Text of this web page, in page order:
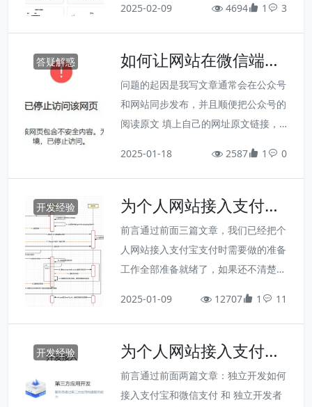
想想也不是个人应该考虑的。 Typech
的收益，就一定要考虑出海，而出海就
离不开多语言这个话题。理论上网站应
该支持尽可能多的语言，但每增加一种
也读过 Typecho 的源码，并没有找到
2025-02-09 4694 1 3
答疑解惑
如何让网站在微信端打
开时不显示谷歌广告？
问题的起因是我写文章通常会在公众号
和网站同步发布，并且顺便把公众号的
阅读原文 填上自己的网址原文链接，
信禁用网址了，虽然这次被禁的网站和
上次不同，但总归还是很烦人的。而且
用户点击链接看到下图的提示，不免让
解禁，果然就通过了，解禁后又重新启
客网站从微信过来...
2025-01-18 2587 1 0
开发经验
为个人网站接入支付功
能 - 支付宝开发篇
前言通过前面三篇文章，我们已经把个
人网站接入支付宝支付时需要做的准备
工作全部准备就绪了，如果还不清楚，
支付宝和微信支付独立开发者应该如何
注册个体工商户为个人网站接入支付功
能 - 支付宝准备篇接下来就该正式写代
2025-01-09 12707 1 11
开发经验
为个人网站接入支付功
能 - 支付宝准备篇
前言通过前面两篇文章：独立开发如何
接入支付宝和微信支付 和 独立开发者